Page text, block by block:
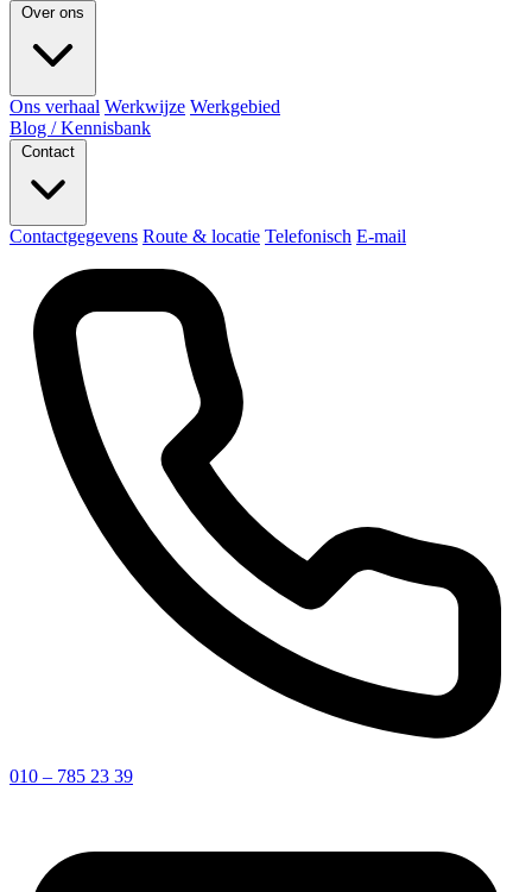
Ons verhaal Werkwijze Werkgebied
Blog / Kennisbank
Contactgegevens Route & locatie Telefonisch E-mail
010 – 785 23 39